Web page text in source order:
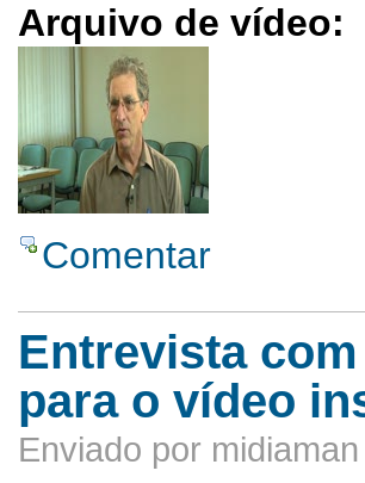
Arquivo de vídeo:
Comentar
Entrevista
para o vídeo
Enviado por